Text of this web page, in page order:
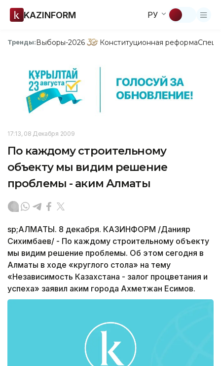
KAZINFORM РУ
Тренды:Выборы-2026 Конституционная реформа
17:13, 08 Декабря 2009
По каждому строительному
объекту мы видим решение
проблемы - аким Алматы
sp;АЛМАТЫ. 8 декабря. КАЗИНФОРМ /Данияр
Сихимбаев/ - По каждому строительному объекту
мы видим решение проблемы. Об этом сегодня в
Алматы в ходе «круглого стола» на тему
«Независимость Казахстана - залог процветания и
успеха» заявил аким города Ахметжан Есимов.